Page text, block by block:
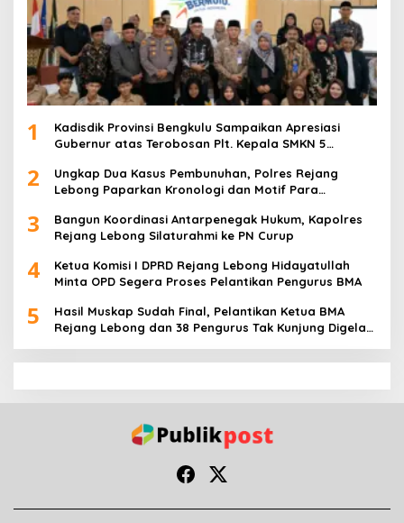
1
Kadisdik Provinsi Bengkulu Sampaikan Apresiasi
Gubernur atas Terobosan Plt. Kepala SMKN 5
2
Ungkap Dua Kasus Pembunuhan, Polres Rejang
Lebong Paparkan Kronologi dan Motif Para
3
Bangun Koordinasi Antarpenegak Hukum, Kapolres
Rejang Lebong Silaturahmi ke PN Curup
4
Ketua Komisi I DPRD Rejang Lebong Hidayatullah
Minta OPD Segera Proses Pelantikan Pengurus BMA
5
Hasil Muskap Sudah Final, Pelantikan Ketua BMA
Rejang Lebong dan 38 Pengurus Tak Kunjung Digelar,